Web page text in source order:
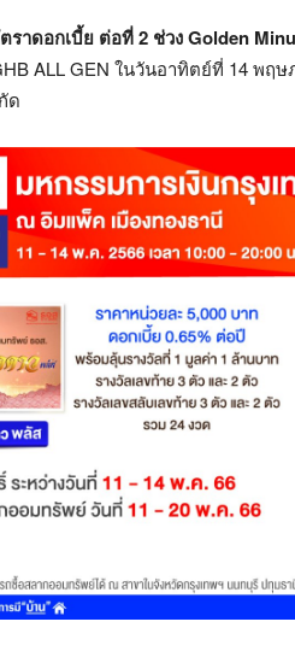
ราดอกเบี้ย ต่อที่ 2 ช่วง Golden
ALL GEN ในวันอาทิตย์ที่ 14 พฤ
ด